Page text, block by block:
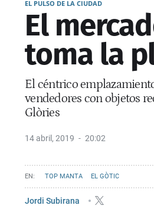
EL PULSO DE LA CIUDAD
El
toma la
El céntrico
vendedores con objetos
Glòries
14 abril, 2019 20:02
TOP MANTA EL GÒTIC
Jordi Subirana